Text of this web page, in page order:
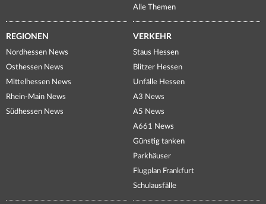
Alle Themen
REGIONEN
Nordhessen News
Osthessen News
Mittelhessen News
Rhein-Main News
Südhessen News
VERKEHR
Staus Hessen
Blitzer Hessen
Unfälle Hessen
A3 News
A5 News
A661 News
Günstig tanken
Parkhäuser
Flugplan Frankfurt
Schulausfälle